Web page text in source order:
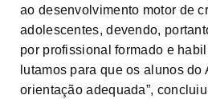
ao desenvolvimento motor de
adolescentes, devendo,
por profissional formado e
lutamos para que os alunos do
orientação adequada”,